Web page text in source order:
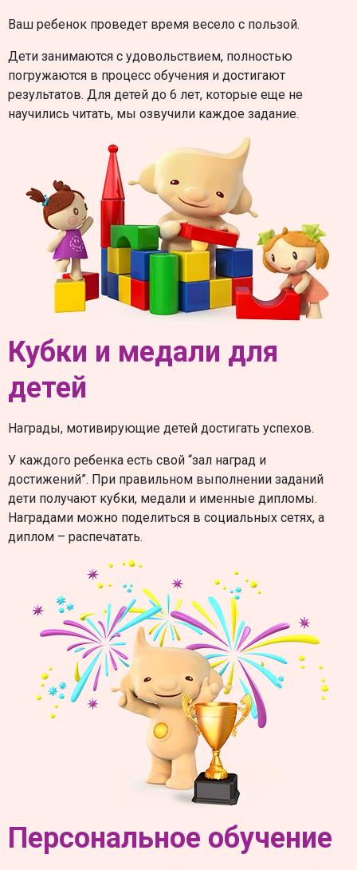
Ваш ребенок проведет время весело с пользой.
Дети занимаются с удовольствием, полностью
погружаются в процесс обучения и достигают
результатов. Для детей до 6 лет, которые еще не
научились читать, мы озвучили каждое задание.
Кубки и медали для
детей
Награды, мотивирующие детей достигать успехов.
У каждого ребенка есть свой “зал наград и
достижений”. При правильном выполнении заданий
дети получают кубки, медали и именные дипломы.
Наградами можно поделиться в социальных сетях, а
диплом – распечатать.
Персональное обучение